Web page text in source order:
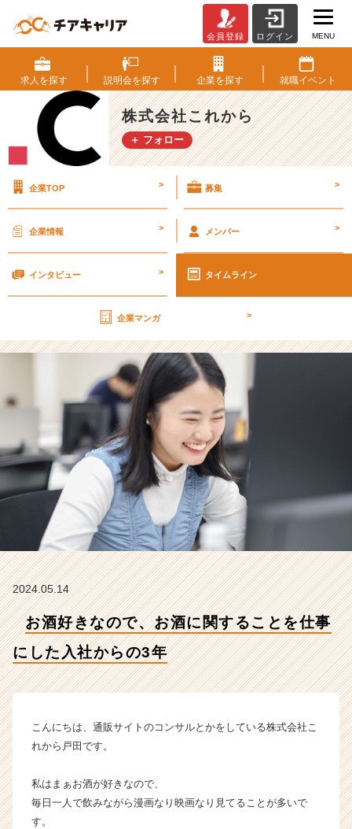
酒
好
き
な
の
で、
関
こ
事
に
し
た
入
社
か
ら
の
3
年
【株
式
会
社
ら
の
タ
イ
ン
チ
会員登録 ログイン MENU
求人を探す 説明会を探す 企業を探す 就職イベント
株式会社これから
＋ フォロー
企業TOP > 募集 >
企業情報 > メンバー >
インタビュー > タイムライン
企業マンガ >
2024.05.14
お酒好きなので、お酒に関することを仕事
にした入社からの3年
こんにちは、通販サイトのコンサルとかをしている株式会社こ
れから戸田です。
私はまぁお酒が好きなので、
毎日一人で飲みながら漫画なり映画なり見てることが多いで
す。